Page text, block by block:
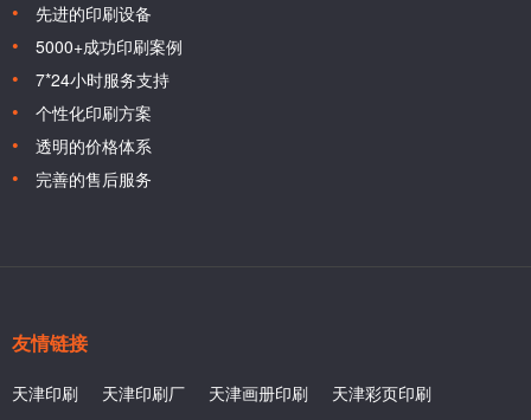
先进的印刷设备
5000+成功印刷案例
7*24小时服务支持
个性化印刷方案
透明的价格体系
完善的售后服务
友情链接
天津印刷 天津印刷厂 天津画册印刷
天津彩页印刷